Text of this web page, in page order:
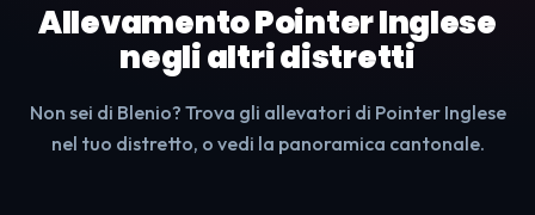
Allevamento Pointer Inglese
negli altri distretti
Non sei di Blenio? Trova gli allevatori di Pointer Inglese
nel tuo distretto, o vedi la panoramica cantonale.